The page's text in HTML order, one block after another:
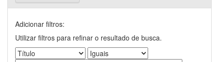
Adicionar filtros:
Utilizar filtros para refinar o resultado de busca.